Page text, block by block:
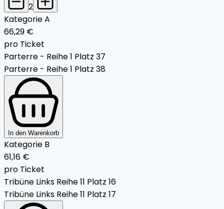
2
Kategorie A
66,29 €
pro Ticket
Parterre - Reihe 1 Platz 37
Parterre - Reihe 1 Platz 38
In den Warenkorb
Kategorie B
61,16 €
pro Ticket
Tribüne Links Reihe 11 Platz 16
Tribüne Links Reihe 11 Platz 17